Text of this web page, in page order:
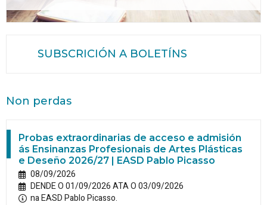
SUBSCRICIÓN A BOLETÍNS
Non perdas
Probas extraordinarias de acceso e admisión
ás Ensinanzas Profesionais de Artes Plásticas
e Deseño 2026/27 | EASD Pablo Picasso
08/09/2026
DENDE O 01/09/2026 ATA O 03/09/2026
na EASD Pablo Picasso.